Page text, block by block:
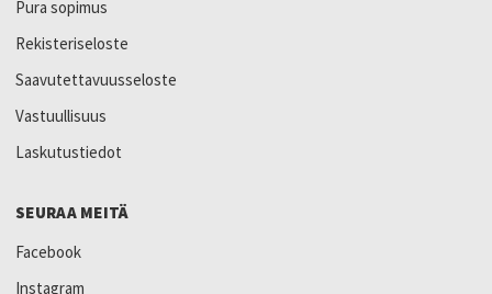
Pura sopimus
Rekisteriseloste
Saavutettavuusseloste
Vastuullisuus
Laskutustiedot
SEURAA MEITÄ
Facebook
Instagram